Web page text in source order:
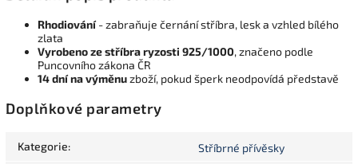
Rhodiování- zabraňuje černání stříbra, lesk a vzhled bílého
zlata
Vyrobeno ze stříbra ryzosti 925/1000, značeno podle
Puncovního zákona ČR
14 dní na výměnuzboží, pokud šperk neodpovídá představě
Doplňkové parametry
Kategorie: Stříbrné přívěsky